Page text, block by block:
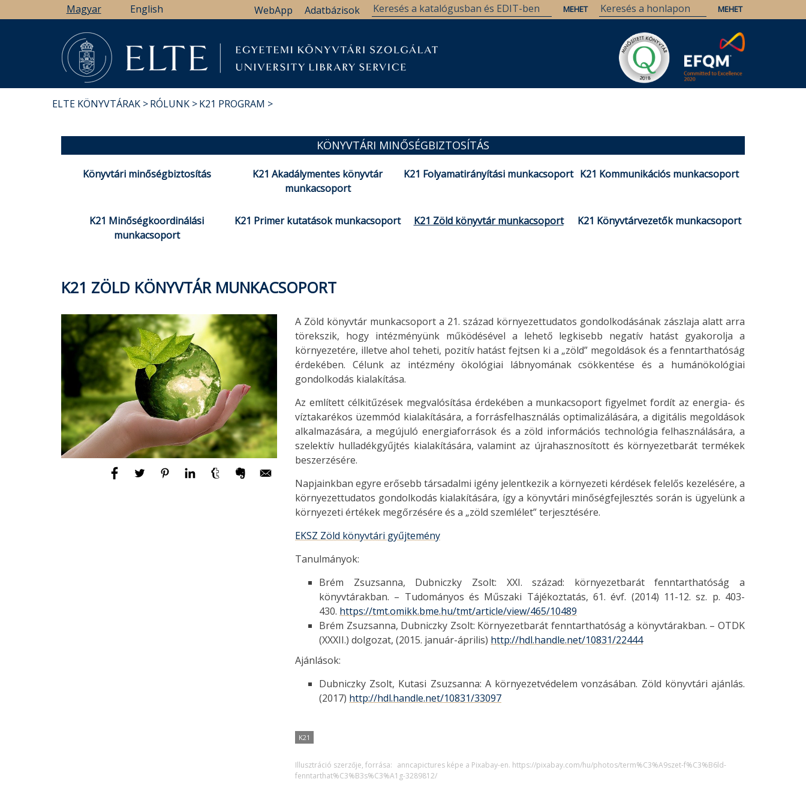
a
Magyar English Adatbázisok
WebApp
ELTE KÖNYVTÁRAK RÓLUNK K21 PROGRAM
KÖNYVTÁRI MINŐSÉGBIZTOSÍTÁS
Könyvtári minőségbiztosítás
K21 Akadálymentes könyvtár
munkacsoport
K21 Folyamatirányítási munkacsoport K21 Kommunikációs munkacsoport
K21 Minőségkoordinálási
munkacsoport
K21 Primer kutatások munkacsoport K21 Zöld könyvtár munkacsoport K21 Könyvtárvezetők munkacsoport
K21 ZÖLD KÖNYVTÁR MUNKACSOPORT
A Zöld könyvtár munkacsoport a 21. század környezettudatos gondolkodásának zászlaja alatt arra
törekszik, hogy intézményünk működésével a lehető legkisebb negatív hatást gyakorolja a
környezetére, illetve ahol teheti, pozitív hatást fejtsen ki a „zöld” megoldások és a fenntarthatóság
érdekében. Célunk az intézmény ökológiai lábnyomának csökkentése és a humánökológiai
gondolkodás kialakítása.
Az említett célkitűzések megvalósítása érdekében a munkacsoport figyelmet fordít az energia- és
víztakarékos üzemmód kialakítására, a forrásfelhasználás optimalizálására, a digitális megoldások
alkalmazására, a megújuló energiaforrások és a zöld információs technológia felhasználására, a
szelektív hulladékgyűjtés kialakítására, valamint az újrahasznosított és környezetbarát termékek
beszerzésére.
Napjainkban egyre erősebb társadalmi igény jelentkezik a környezeti kérdések felelős kezelésére, a
környezettudatos gondolkodás kialakítására, így a könyvtári minőségfejlesztés során is ügyelünk a
környezeti értékek megőrzésére és a „zöld szemlélet” terjesztésére.
EKSZ Zöld könyvtári gyűjtemény
Tanulmányok:
Brém Zsuzsanna, Dubniczky Zsolt: XXI. század: környezetbarát fenntarthatóság a
könyvtárakban. – Tudományos és Műszaki Tájékoztatás, 61. évf. (2014) 11-12. sz. p. 403-
430. https://tmt.omikk.bme.hu/tmt/article/view/465/10489
Brém Zsuzsanna, Dubniczky Zsolt: Környezetbarát fenntarthatóság a könyvtárakban. – OTDK
(XXXII.) dolgozat, (2015. január-április) http://hdl.handle.net/10831/22444
Ajánlások:
Dubniczky Zsolt, Kutasi Zsuzsanna: A környezetvédelem vonzásában. Zöld könyvtári ajánlás.
(2017) http://hdl.handle.net/10831/33097
K21
Illusztráció szerzője, forrása: anncapictures képe a Pixabay-en. https://pixabay.com/hu/photos/term%C3%A9szet-f%C3%B6ld-
fenntarthat%C3%B3s%C3%A1g-3289812/